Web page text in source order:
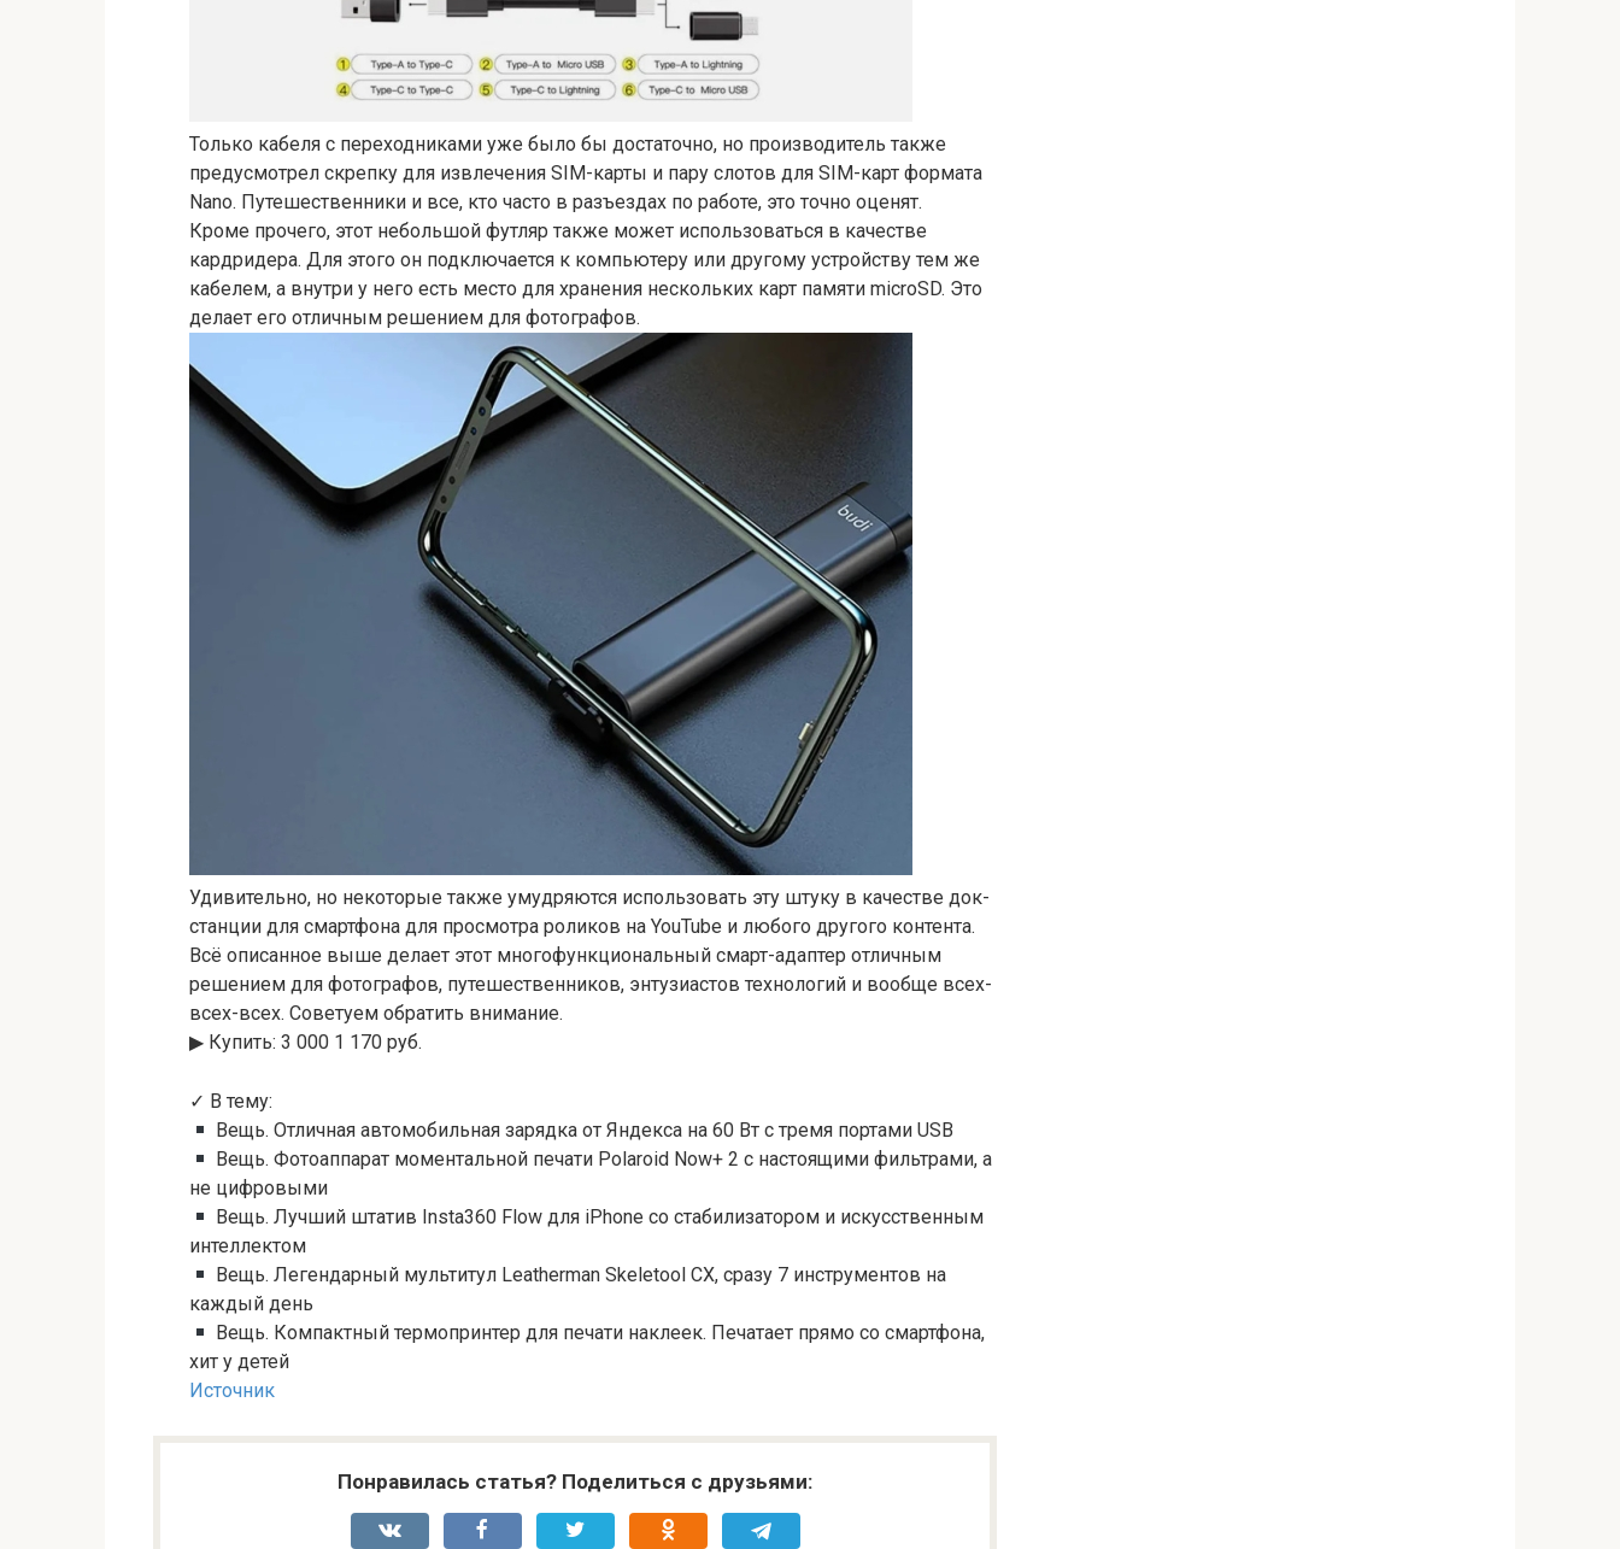
Только кабеля с переходниками уже было бы достаточно, но производитель также
предусмотрел скрепку для извлечения SIM-карты и пару слотов для SIM-карт формата
Nano. Путешественники и все, кто часто в разъездах по работе, это точно оценят.
Кроме прочего, этот небольшой футляр также может использоваться в качестве
кардридера. Для этого он подключается к компьютеру или другому устройству тем же
кабелем, а внутри у него есть место для хранения нескольких карт памяти microSD. Это
делает его отличным решением для фотографов.
Удивительно, но некоторые также умудряются использовать эту штуку в качестве док-
станции для смартфона для просмотра роликов на YouTube и любого другого контента.
Всё описанное выше делает этот многофункциональный смарт-адаптер отличным
решением для фотографов, путешественников, энтузиастов технологий и вообще всех-
всех-всех. Советуем обратить внимание.
▶︎ Купить: 3 000 1 170 руб.
✓ В тему:
Вещь. Отличная автомобильная зарядка от Яндекса на 60 Вт с тремя портами USB
Вещь. Фотоаппарат моментальной печати Polaroid Now+ 2 с настоящими фильтрами, а
не цифровыми
Вещь. Лучший штатив Insta360 Flow для iPhone со стабилизатором и искусственным
интеллектом
Вещь. Легендарный мультитул Leatherman Skeletool CX, сразу 7 инструментов на
каждый день
Вещь. Компактный термопринтер для печати наклеек. Печатает прямо со смартфона,
хит у детей
Источник
Понравилась статья? Поделиться с друзьями: